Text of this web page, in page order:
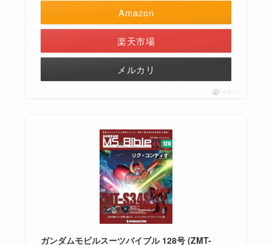
Amazon
楽天市場
メルカリ
ポチップ
ガンダムモビルスーツバイブル 128号 (ZMT-